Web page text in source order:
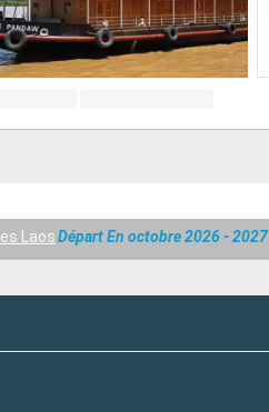
LaosDépart En octobre 2026 - 2027